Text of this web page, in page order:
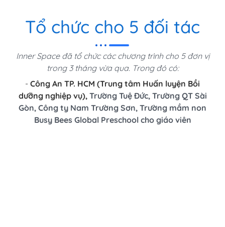
Tổ chức cho 5 đối tác
Inner Space đã tổ chức các chương trình cho 5 đơn vị
trong 3 tháng vừa qua. Trong đó có:
- Công An TP. HCM (Trung tâm Huấn luyện Bồi
dưỡng nghiệp vụ), Trường Tuệ Đức, Trường QT Sài
Gòn, Công ty Nam Trường Sơn, Trường mầm non
Busy Bees Global Preschool cho giáo viên